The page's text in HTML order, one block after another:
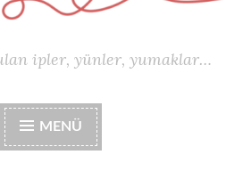
ipler, yünler, yumaklar…
MENÜ